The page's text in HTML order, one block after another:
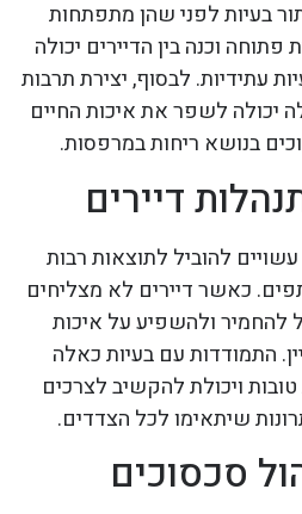
בעיות לפני שהן מתפתחות
וכנה בין הדיירים יכולה
עתידיות. לבסוף, יצירת תרבות
יכולה לשפר את איכות החיים
בנושא ריחות במרפסות.
דיירים
להוביל לתוצאות רבות
כאשר דיירים לא מצליחים
להחמיר ולהשפיע על איכות
התמודדות עם בעיות כאלה
ויכולת להקשיב לצרכים
שיתאימו לכל הצדדים.
סכסוכים